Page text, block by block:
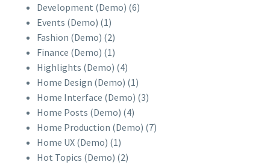
Development (Demo) (6)
Events (Demo) (1)
Fashion (Demo) (2)
Finance (Demo) (1)
Highlights (Demo) (4)
Home Design (Demo) (1)
Home Interface (Demo) (3)
Home Posts (Demo) (4)
Home Production (Demo) (7)
Home UX (Demo) (1)
Hot Topics (Demo) (2)